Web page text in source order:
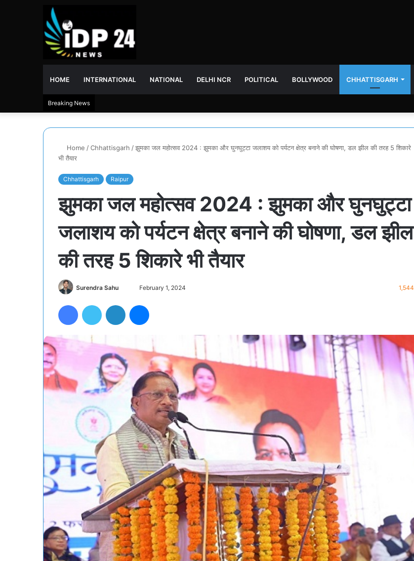
HOME INTERNATIONAL NATIONAL DELHI NCR POLITICAL BOLLYWOOD CHHATTISGARH
Breaking News
Home /Chhattisgarh /झुमका जल महोत्सव 2024 : झुमका और घुनघुट्टा जलाशय को पर्यटन क्षेत्र बनाने की घोषणा, डल झील की तरह 5 शिकारे
भी तैयार
Chhattisgarh Raipur
झुमका जल महोत्सव 2024 : झुमका और घुनघुट्टा
जलाशय को पर्यटन क्षेत्र बनाने की घोषणा, डल झील
की तरह 5 शिकारे भी तैयार
Surendra Sahu
email
February 1, 2024 1,544
FacebookTwitter LinkedIn